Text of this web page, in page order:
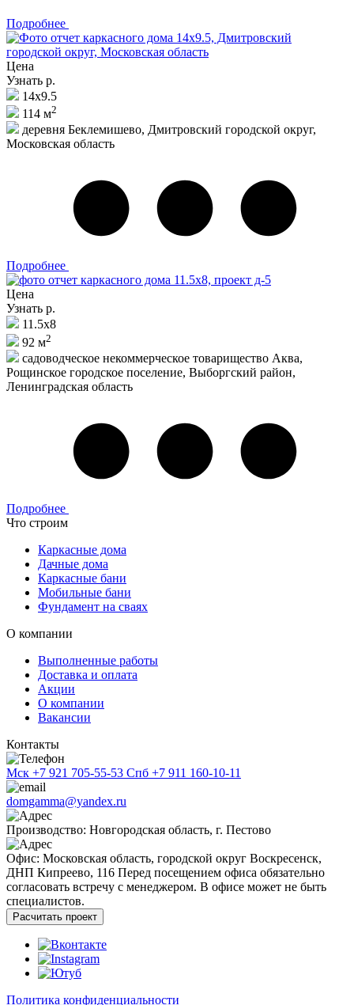
Подробнее
Цена
Узнать р.
14х9.5
114 м2
деревня Беклемишево, Дмитровский городской округ,
Московская область
Подробнее
Цена
Узнать р.
11.5х8
92 м2
садоводческое некоммерческое товарищество Аква,
Рощинское городское поселение, Выборгский район,
Ленинградская область
Подробнее
Что строим
Каркасные дома
Дачные дома
Каркасные бани
Мобильные бани
Фундамент на сваях
О компании
Выполненные работы
Доставка и оплата
Акции
О компании
Вакансии
Контакты
Мск +7 921 705-55-53 Спб +7 911 160-10-11
domgamma@yandex.ru
Производство: Новгородская область, г. Пестово
Офис: Московская область, городской округ Воскресенск,
ДНП Кипреево, 116 Перед посещением офиса обязательно
согласовать встречу с менеджером. В офисе может не быть
специалистов.
Расчитать проект
Политика конфиденциальности